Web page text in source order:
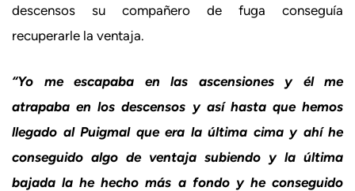
descensos su compañero de fuga conseguía
recuperarle la ventaja.
“Yo me escapaba en las ascensiones y él me
atrapaba en los descensos y así hasta que hemos
llegado al Puigmal que era la última cima y ahí he
conseguido algo de ventaja subiendo y la última
bajada la he hecho más a fondo y he conseguido